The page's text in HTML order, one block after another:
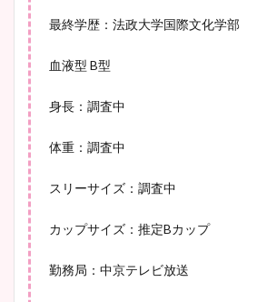
まとめ
池谷実
かわい
最終学歴：法政大学国際文化学部
血液型 B型
身長：調査中
体重：調査中
スリーサイズ：調査中
カップサイズ：推定Bカップ
勤務局：中京テレビ放送